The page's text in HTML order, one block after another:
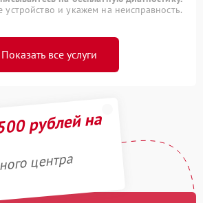
и укажем на неисправность.
Показать все услуги
рублей на
центра